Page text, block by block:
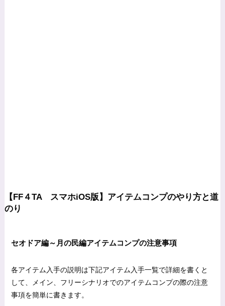
【FF４TA スマホiOS版】アイテムコンプのやり方と道
のり
セオドア編～月の民編アイテムコンプの注意事項
各アイテム入手の説明は下記アイテム入手一覧で詳細を書くと
して、メイン、フリーシナリオでのアイテムコンプの際の注意
事項を簡単に書きます。